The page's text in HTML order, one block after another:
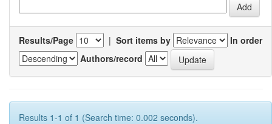
Results/Page | Sort items by
In order
Authors/record
Results 1-1 of 1 (Search time: 0.002 seconds).